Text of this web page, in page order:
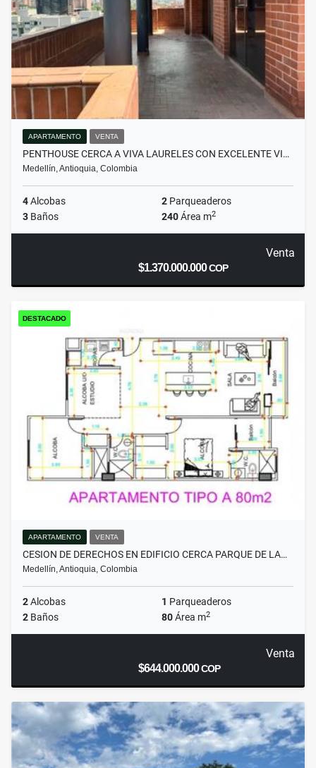
APARTAMENTO VENTA
PENTHOUSE CERCA A VIVA LAURELES CON EXCELENTE VI…
Medellín, Antioquia, Colombia
4Alcobas 2 Parqueaderos
3 Baños 240Área m2
Venta
$1.370.000.000COP
DESTACADO
APARTAMENTO VENTA
CESION DE DERECHOS EN EDIFICIO CERCA PARQUE DE LA…
Medellín, Antioquia, Colombia
2Alcobas 1 Parqueaderos
2 Baños 80Área m2
Venta
$644.000.000COP